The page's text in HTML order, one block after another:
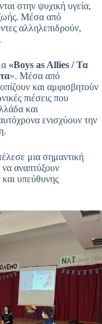
στην ψυχική υγεία,
Μέσα από
αλληλεπιδρούν,
«Boys as Allies / Τα
». Μέσα από
και αμφισβητούν
πιέσεις που
και
ενισχύουν την
μια σημαντική
να αναπτύξουν
και υπεύθυνης